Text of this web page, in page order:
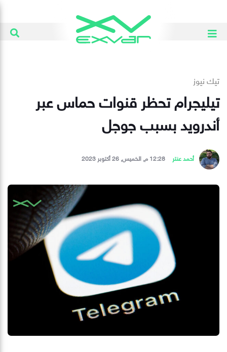
تيك نيوز
تيليجرام تحظر قنوات حماس عبر
أندرويد بسبب جوجل
أحمد عنتر 12:28 م, الخميس, 26 أكتوبر 2023